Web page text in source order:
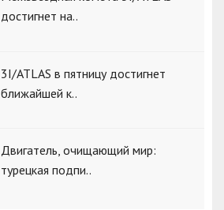
достигнет на..
3I/ATLAS в пятницу достигнет
ближайшей к..
Двигатель, очищающий мир:
турецкая подпи..